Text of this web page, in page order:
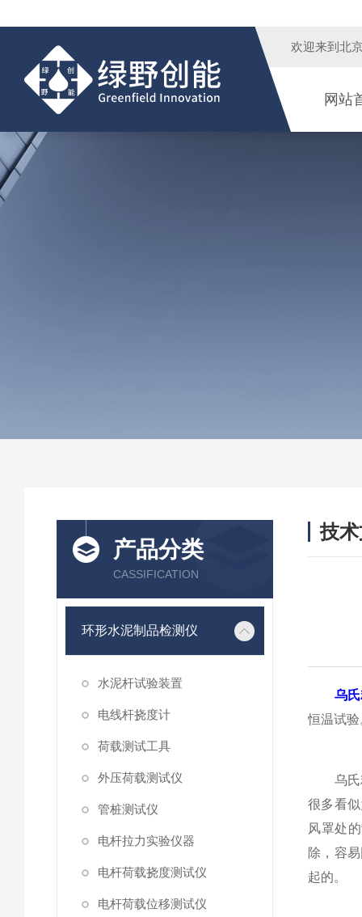
欢迎来到 北
网站
产品分类
CASSIFICATION
环形水泥制品检测仪
水泥杆试验装置
电线杆挠度计
荷载测试工具
外压荷载测试仪
管桩测试仪
电杆拉力实验仪器
电杆荷载挠度测试仪
电杆荷载位移测试仪
技
乌
恒温试
乌氏粘
很多看
风罩处
除，容
起的。